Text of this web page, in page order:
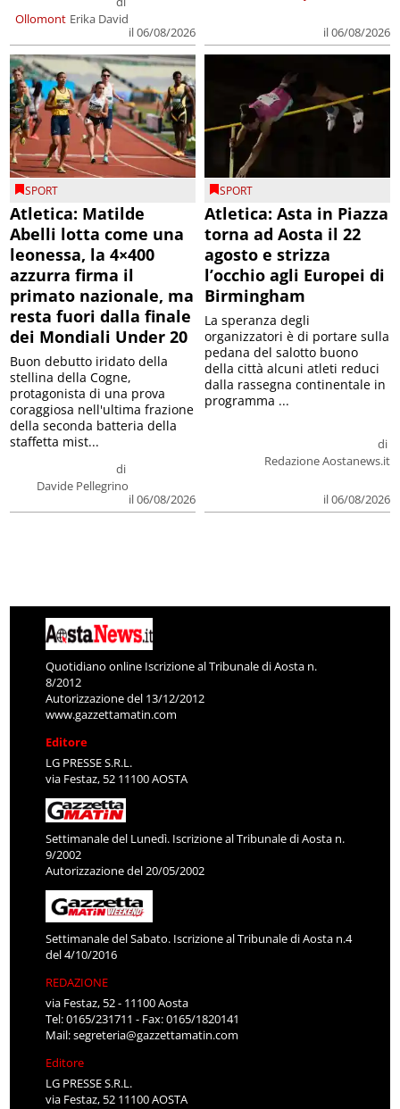
Ollomont Erika David
il 06/08/2026
il 06/08/2026
SPORT
Atletica: Matilde
Abelli lotta come una
leonessa, la 4×400
azzurra firma il
primato nazionale, ma
resta fuori dalla finale
dei Mondiali Under 20
di
Davide Pellegrino
il 06/08/2026
Buon debutto iridato della
stellina della Cogne,
protagonista di una prova
coraggiosa nell'ultima frazione
della seconda batteria della
staffetta mist...
SPORT
Atletica: Asta in Piazza
torna ad Aosta il 22
agosto e strizza
l’occhio agli Europei di
Birmingham
di
Redazione Aostanews.it
il 06/08/2026
La speranza degli
organizzatori è di portare sulla
pedana del salotto buono
della città alcuni atleti reduci
dalla rassegna continentale in
programma ...
Quotidiano online Iscrizione al Tribunale di Aosta n.
8/2012
Autorizzazione del 13/12/2012
www.gazzettamatin.com
Editore
LG PRESSE S.R.L.
via Festaz, 52 11100 AOSTA
Settimanale del Lunedì. Iscrizione al Tribunale di Aosta n.
9/2002
Autorizzazione del 20/05/2002
Settimanale del Sabato. Iscrizione al Tribunale di Aosta n.4
del 4/10/2016
REDAZIONE
via Festaz, 52 - 11100 Aosta
Tel: 0165/231711 - Fax: 0165/1820141
Mail:segreteria@gazzettamatin.com
Editore
LG PRESSE S.R.L.
via Festaz, 52 11100 AOSTA